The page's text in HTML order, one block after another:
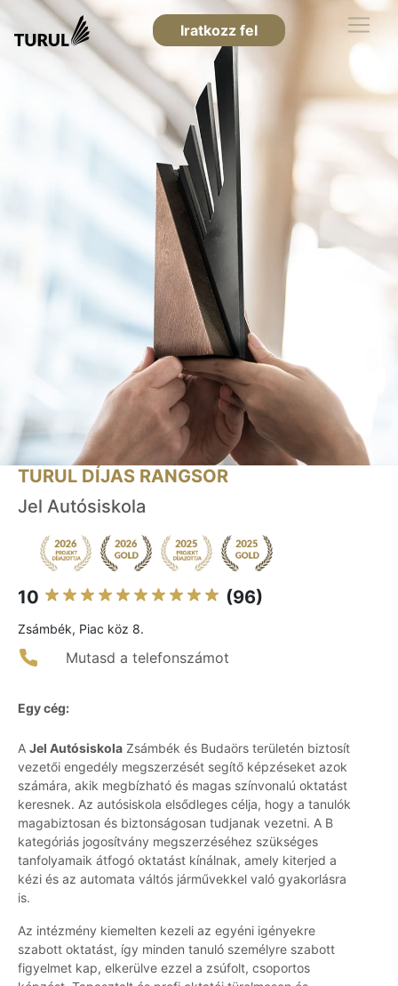
Iratkozz fel
TURUL DÍJAS RANGSOR
Jel Autósiskola
10 (96)
Zsámbék, Piac köz 8.
Mutasd a telefonszámot
Egy cég:
A Jel Autósiskola Zsámbék és Budaörs területén biztosít
vezetői engedély megszerzését segítő képzéseket azok
számára, akik megbízható és magas színvonalú oktatást
keresnek. Az autósiskola elsődleges célja, hogy a tanulók
magabiztosan és biztonságosan tudjanak vezetni. A B
kategóriás jogosítvány megszerzéséhez szükséges
tanfolyamaik átfogó oktatást kínálnak, amely kiterjed a
kézi és az automata váltós járművekkel való gyakorlásra
is.
Az intézmény kiemelten kezeli az egyéni igényekre
szabott oktatást, így minden tanuló személyre szabott
figyelmet kap, elkerülve ezzel a zsúfolt, csoportos